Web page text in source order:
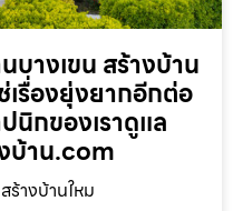
บางเขน สร้างบ้าน
เรื่องยุ่งยากอีกต่อ
นิกของเราดูแล
บ้าน.com
ร้างบ้านใหม